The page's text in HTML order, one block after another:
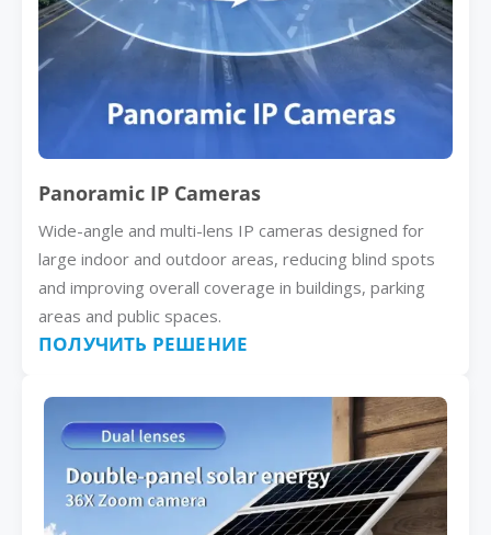
Panoramic IP Cameras
Wide-angle and multi-lens IP cameras designed for
large indoor and outdoor areas, reducing blind spots
and improving overall coverage in buildings, parking
areas and public spaces.
ПОЛУЧИТЬ РЕШЕНИЕ